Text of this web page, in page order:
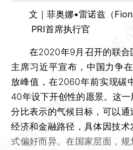
文｜菲奥娜•雷诺兹（
PRI首席执行官
在2020年9月召开的联合
主席习近平宣布，中国力争
放峰值，在2060年前实现碳
40年设下开创性的愿景。这
分比表示的气候目标，可以
经济和金融路径，具体因技
式偏好而异。在国家层面，